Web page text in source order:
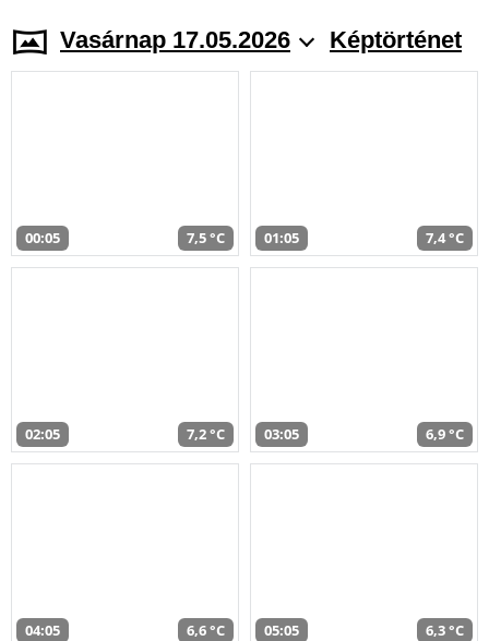
Vasárnap 17.05.2026 Képtörténet
00:05 7,5 °C 01:05 7,4 °C
02:05 7,2 °C 03:05 6,9 °C
04:05 6,6 °C 05:05 6,3 °C